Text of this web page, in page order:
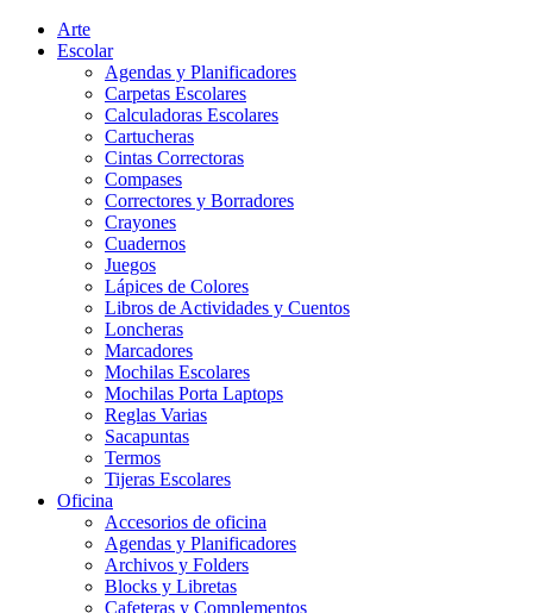
Arte
Escolar
Agendas y Planificadores
Carpetas Escolares
Calculadoras Escolares
Cartucheras
Cintas Correctoras
Compases
Correctores y Borradores
Crayones
Cuadernos
Juegos
Lápices de Colores
Libros de Actividades y Cuentos
Loncheras
Marcadores
Mochilas Escolares
Mochilas Porta Laptops
Reglas Varias
Sacapuntas
Termos
Tijeras Escolares
Oficina
Accesorios de oficina
Agendas y Planificadores
Archivos y Folders
Blocks y Libretas
Cafeteras y Complementos